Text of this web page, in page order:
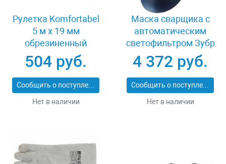
Рулетка Komfortabel
5 м х 19 мм
обрезиненный
корпус Gross 32561
504 руб.
Сообщить о поступлении
Нет в наличии
Маска сварщика с
автоматическим
светофильтром Зубр
АРД 5-13 11070
4 372 руб.
Сообщить о поступлении
Нет в наличии